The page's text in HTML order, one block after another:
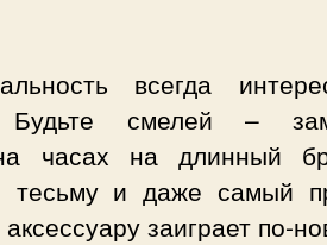
всегда
Будьте смелей –
часах на длинный
тесьму и даже самый
заиграет по-